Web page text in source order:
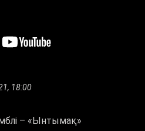
18:00
– «Ынтымақ»